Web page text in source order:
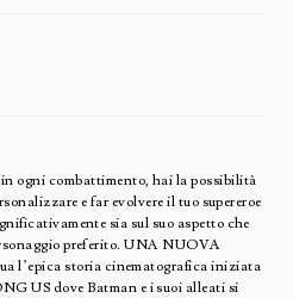
combattimento, hai la possibilità
e far evolvere il tuo supereroe
sia sul suo aspetto che
preferito. UNA NUOVA
storia cinematografica iniziata
US dove Batman e i suoi alleati si